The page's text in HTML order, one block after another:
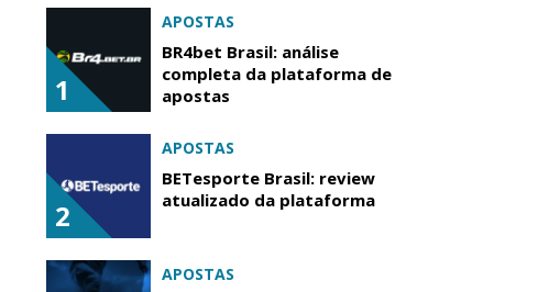
1
APOSTAS
BR4bet Brasil: análise
completa da plataforma de
apostas
2
APOSTAS
BETesporte Brasil: review
atualizado da plataforma
APOSTAS